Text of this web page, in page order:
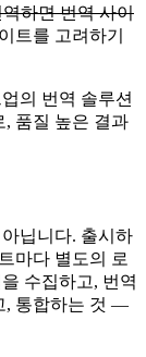
하면 번역 사이
트를 고려하기
의 번역 솔루션
, 품질 높은 결과
닙니다. 출시하
마다 별도의 로
수집하고, 번역
, 통합하는 것 —